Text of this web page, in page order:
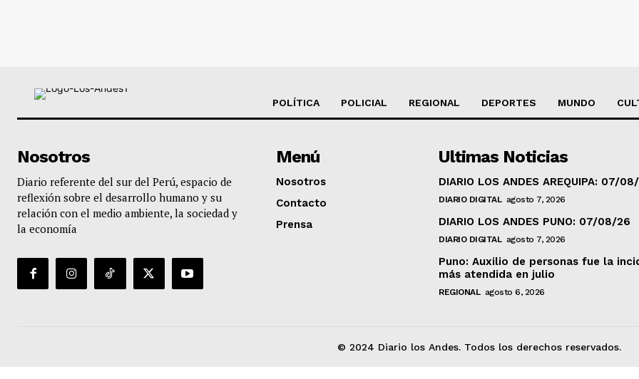
POLÍTICA POLICIAL REGIONAL DEPORTES MUNDO
Nosotros
Diario referente del sur del Perú, espacio de
reflexión sobre el desarrollo humano y su
relación con el medio ambiente, la sociedad y
la economía
Menú
Nosotros
Contacto
Prensa
Ultimas Noticias
DIARIO LOS ANDES AREQUIPA: 07/
DIARIO DIGITAL agosto 7, 2026
DIARIO LOS ANDES PUNO: 07/08/26
DIARIO DIGITAL agosto 7, 2026
Puno: Auxilio de personas fue la
más atendida en julio
REGIONAL agosto 6, 2026
© 2024 Diario los Andes. Todos los derechos reservados.